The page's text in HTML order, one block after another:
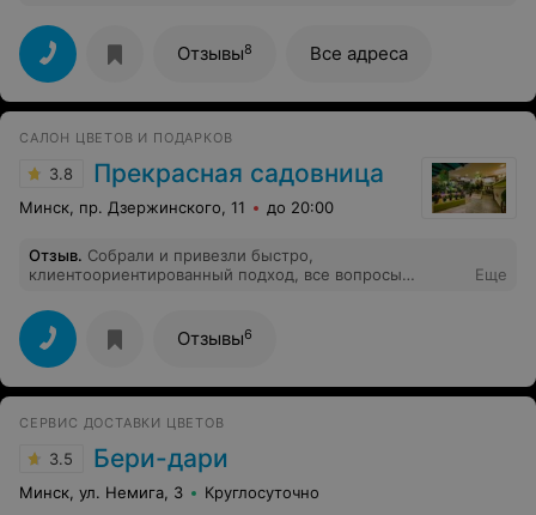
Отзывы8 Все адреса
САЛОН ЦВЕТОВ И ПОДАРКОВ
3.8 Прекрасная садовница
Минск, пр. Дзержинского, 11 до 20:00
Отзыв. Собрали и привезли быстро,
клиентоориентированный подход, все вопросы
Еще
Отзывы6
СЕРВИС ДОСТАВКИ ЦВЕТОВ
3.5 Бери-дари
Минск, ул. Немига, 3 Круглосуточно